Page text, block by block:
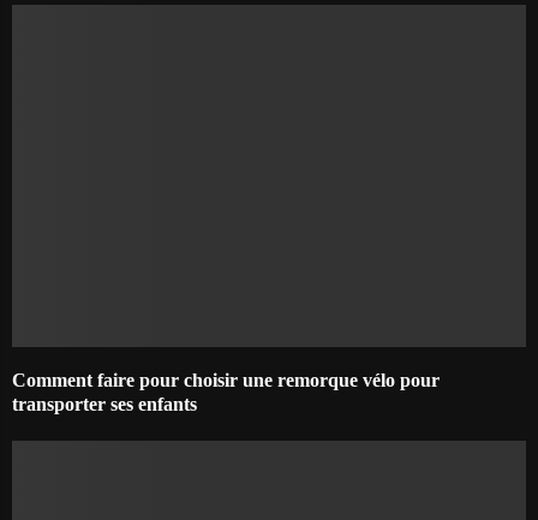
Comment faire pour choisir une remorque vélo pour
transporter ses enfants